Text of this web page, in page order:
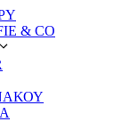
& CO